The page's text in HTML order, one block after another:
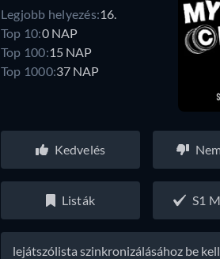
Legjobb helyezés:16.
Top 10:0 NAP
Top 100:15 NAP
Top 1000:37 NAP
Kedvelés
Listák S1
A lejátszólista szinkronizálásához be